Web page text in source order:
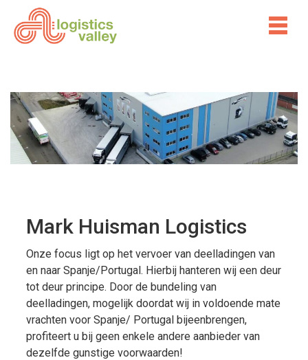
Mark Huisman Logistics
Onze focus ligt op het vervoer van deelladingen van
en naar Spanje/Portugal. Hierbij hanteren wij een deur
tot deur principe. Door de bundeling van
deelladingen, mogelijk doordat wij in voldoende mate
vrachten voor Spanje/ Portugal bijeenbrengen,
profiteert u bij geen enkele andere aanbieder van
dezelfde gunstige voorwaarden!